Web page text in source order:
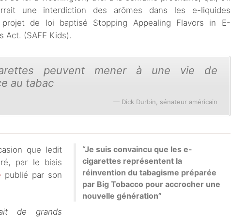
une interdiction des arômes dans les e-liquides
projet de loi baptisé Stopping Appealing Flavors in E-
Act. (SAFE Kids).
peuvent mener à une vie de
au tabac
Dick Durbin, sénateur américain
“Je suis convaincu que les e-
cigarettes représentent la
réinvention du tabagisme préparée
par Big Tobacco pour accrocher une
nouvelle génération”
que ledit
par le biais
publié par son
de grands